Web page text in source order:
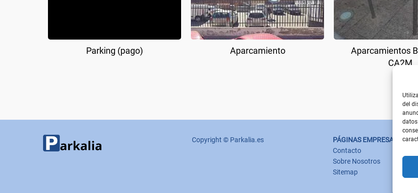
del
Parking (pago) Aparcamiento
Aparcamientos
CA2M
Copyright © Parkalia.es
PÁGINAS EMPRESA
Contacto
Sobre Nosotros
Sitemap